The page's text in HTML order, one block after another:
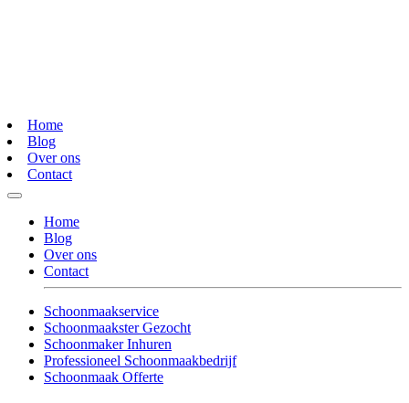
Home
Blog
Over ons
Contact
Home
Blog
Over ons
Contact
Schoonmaakservice
Schoonmaakster Gezocht
Schoonmaker Inhuren
Professioneel Schoonmaakbedrijf
Schoonmaak Offerte